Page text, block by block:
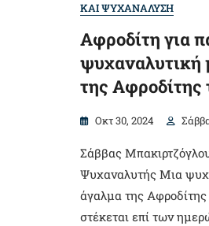
ΚΑΙ ΨΥΧΑΝΑΛΥΣΗ
Αφροδίτη για
ψυχαναλυτική
της
Οκτ 30, 2024
Σάββας
Ψυχαναλυτής Μια
άγαλμα της
στέκεται επί των